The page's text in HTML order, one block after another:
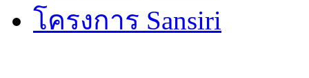
โครงการ Sansiri